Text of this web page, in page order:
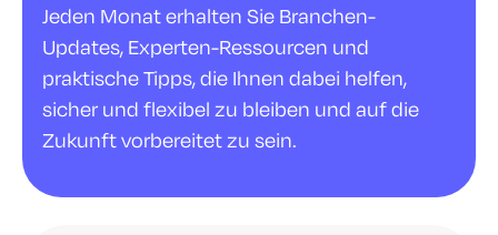
Jeden Monat erhalten Sie Branchen-
Updates, Experten-Ressourcen und
praktische Tipps, die Ihnen dabei helfen,
sicher und flexibel zu bleiben und auf die
Zukunft vorbereitet zu sein.